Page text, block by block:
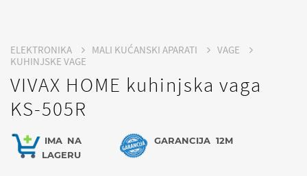
ELEKTRONIKA MALI KUĆANSKI APARATI
VAGE
KUHINJSKE VAGE
VIVAX HOME kuhinjska vaga
KS-505R
IMA NA
LAGERU
GARANCIJA 12M